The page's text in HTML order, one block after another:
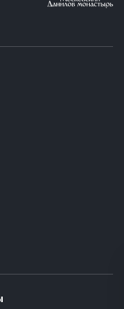
автомобиля,
запланированной
назначения
то Покупателю
въезда